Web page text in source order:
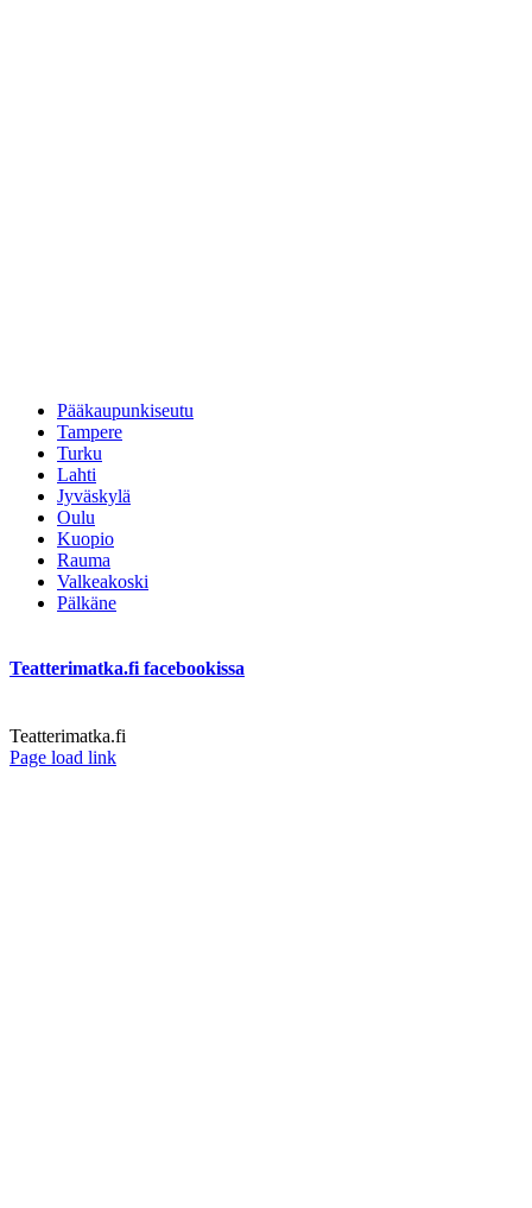
Pääkaupunkiseutu
Tampere
Turku
Lahti
Jyväskylä
Oulu
Kuopio
Rauma
Valkeakoski
Pälkäne
Teatterimatka.fi facebookissa
Teatterimatka.fi
Facebook
Page load link